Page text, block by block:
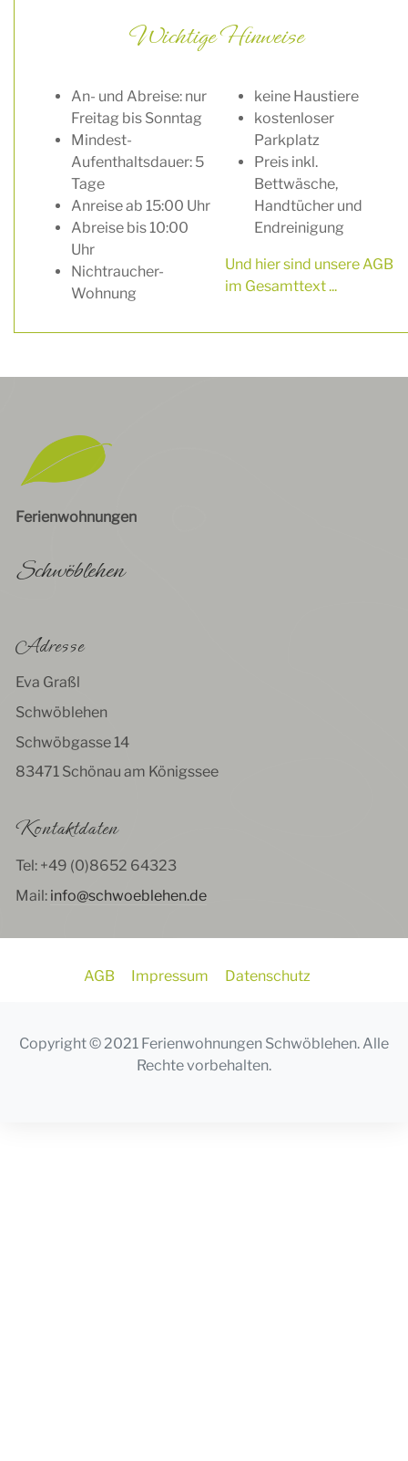
Wichtige Hinweise
An- und Abreise: nur
Freitag bis Sonntag
Mindest-
Aufenthaltsdauer: 5
Tage
Anreise ab 15:00 Uhr
Abreise bis 10:00
Uhr
Nichtraucher-
Wohnung
keine Haustiere
kostenloser
Parkplatz
Preis inkl.
Bettwäsche,
Handtücher und
Endreinigung
Und hier sind unsere AGB
im Gesamttext ...
Ferienwohnungen
Schwöblehen
Adresse
Eva Graßl
Schwöblehen
Schwöbgasse 14
83471 Schönau am Königssee
Kontaktdaten
Tel: +49 (0)8652 64323
Mail: info@schwoeblehen.de
AGB Impressum Datenschutz
Copyright © 2021 Ferienwohnungen Schwöblehen. Alle
Rechte vorbehalten.